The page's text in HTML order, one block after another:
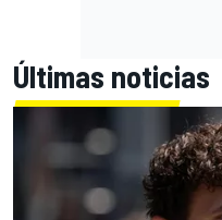
Últimas noticias